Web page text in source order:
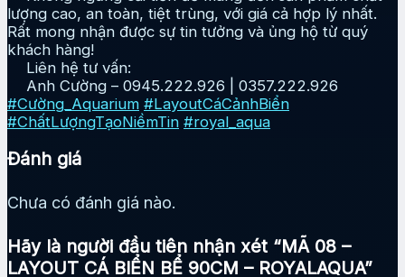
lượng cao, an toàn, tiệt trùng, với giá cả hợp lý nhất.
Rất mong nhận được sự tin tưởng và ủng hộ từ quý
khách hàng!
Liên hệ tư vấn:
Anh Cường – 0945.222.926 | 0357.222.926
#Cường_Aquarium #LayoutCáCảnhBiển
#ChấtLượngTạoNiềmTin #royal_aqua
Đánh giá
Chưa có đánh giá nào.
Hãy là người đầu tiên nhận xét “MÃ 08 –
LAYOUT CÁ BIỂN BỂ 90CM – ROYALAQUA”